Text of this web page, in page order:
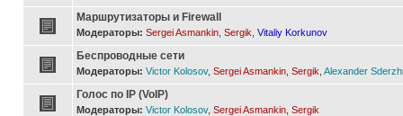
Маршрутизаторы и Firewall
Модераторы: Sergei Asmankin Sergik Vitaliy Korkunov
Беспроводные сети
Модераторы: Victor Kolosov, Sergei Asmankin Sergik Alexander
Голос по IP (VoIP)
Модераторы: Victor Kolosov, Sergei Asmankin Sergik